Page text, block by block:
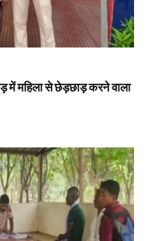
में महिला से छेड़छाड़ करने वाला